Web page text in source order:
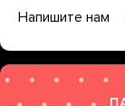
Напишите нам